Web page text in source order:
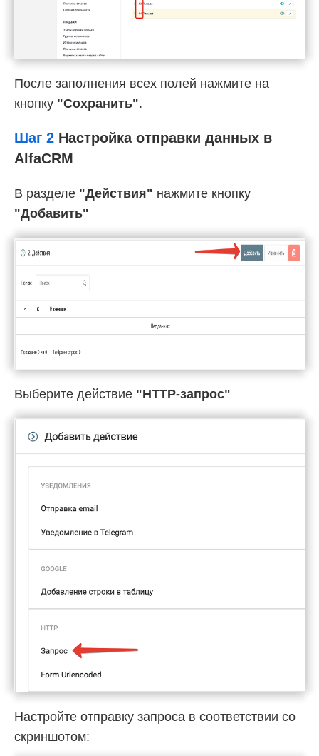
После заполнения всех полей нажмите на
кнопку "Сохранить".
Шаг 2 Настройка отправки данных в
AlfaCRM
В разделе "Действия" нажмите кнопку
"Добавить"
Выберите действие "HTTP-запрос"
Настройте отправку запроса в соответствии со
скриншотом: